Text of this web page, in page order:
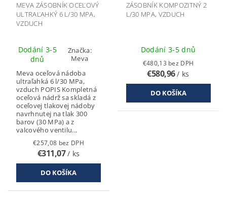
MEVA ZÁSOBNÍK OCEĽOVÝ
ULTRAĽAHKÝ 6 L/30 MPA,
VZDUCH
Dodání 3-5
dnů
Značka:
Meva
Meva oceľová nádoba
ultraľahká 6 l/30 MPa,
vzduch POPIS Kompletná
oceľová nádrž sa skladá z
oceľovej tlakovej nádoby
navrhnutej na tlak 300
barov (30 MPa) a z
valcového ventilu...
€257,08 bez DPH
€311,07/ ks
ZÁSOBNÍK KOMPOZITNÝ 2
L/30 MPA, VZDUCH
Dodání 3-5 dnů
€480,13 bez DPH
€580,96/ ks